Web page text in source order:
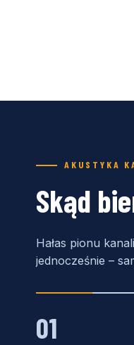
AKUSTYKA
Skąd
Hałas pionu
jednocześnie –
01